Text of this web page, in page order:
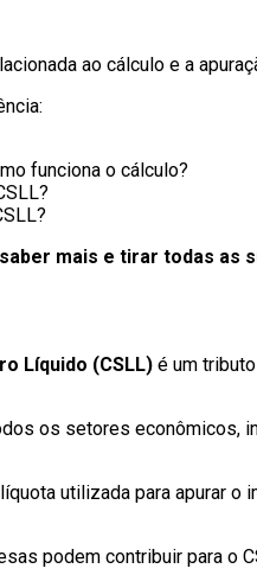
ao cálculo e a
funciona o cálculo?
mais e tirar todas as
Líquido (CSLL) é um
os setores econômicos,
utilizada para apurar
podem contribuir para o